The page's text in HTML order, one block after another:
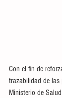
Con el fin de
trazabilidad de las
Ministerio de